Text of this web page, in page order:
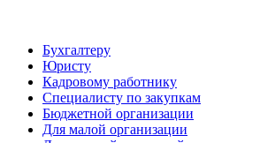
Бухгалтеру
Юристу
Кадровому работнику
Специалисту по закупкам
Бюджетной организации
Для малой организации